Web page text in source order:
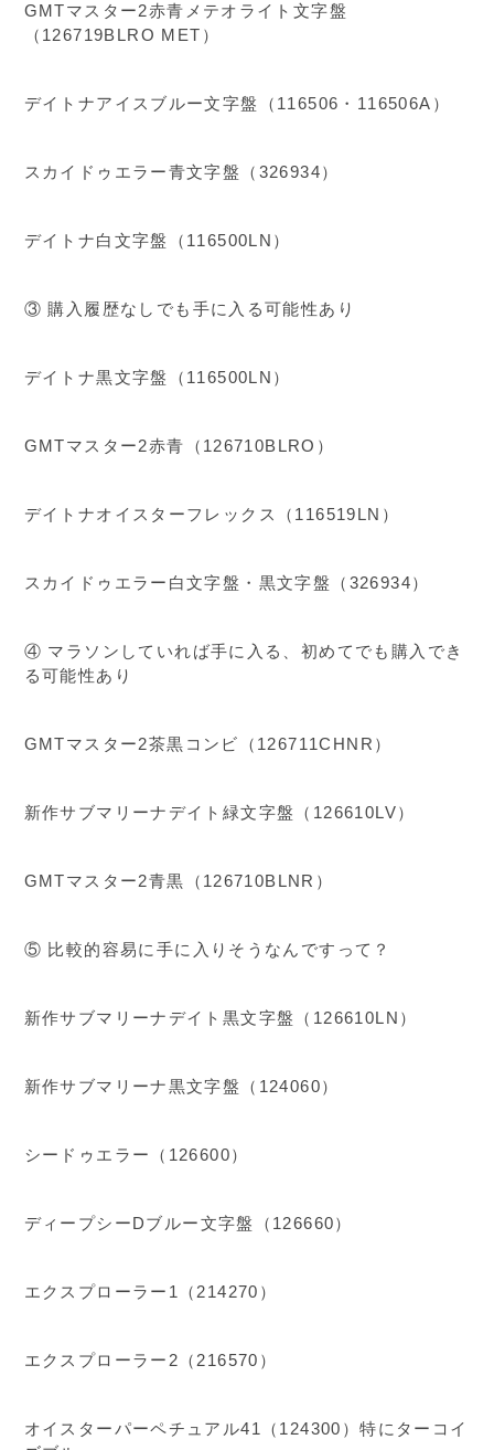
GMTマスター2赤青メテオライト文字盤
（126719BLRO MET）
デイトナアイスブルー文字盤（116506・116506A）
スカイドゥエラー青文字盤（326934）
デイトナ白文字盤（116500LN）
③ 購入履歴なしでも手に入る可能性あり
デイトナ黒文字盤（116500LN）
GMTマスター2赤青（126710BLRO）
デイトナオイスターフレックス（116519LN）
スカイドゥエラー白文字盤・黒文字盤（326934）
④ マラソンしていれば手に入る、初めてでも購入でき
る可能性あり
GMTマスター2茶黒コンビ（126711CHNR）
新作サブマリーナデイト緑文字盤（126610LV）
GMTマスター2青黒（126710BLNR）
⑤ 比較的容易に手に入りそうなんですって？
新作サブマリーナデイト黒文字盤（126610LN）
新作サブマリーナ黒文字盤（124060）
シードゥエラー（126600）
ディープシーDブルー文字盤（126660）
エクスプローラー1（214270）
エクスプローラー2（216570）
オイスターパーペチュアル41（124300）特にターコイ